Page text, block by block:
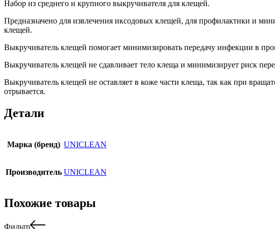
Набор из среднего и крупного выкручивателя для клещей.
Предназначено для извлечения иксодовых клещей, для профилактики и
клещей.
Выкручиватель клещей помогает минимизировать передачу инфекции в
Выкручиватель клещей не сдавливает тело клеща и минимизирует риск
Выкручиватель клещей не оставляет в коже части клеща, так как при
отрывается.
Детали
Марка (бренд) UNICLEAN
Производитель UNICLEAN
Похожие товары
Фильтр